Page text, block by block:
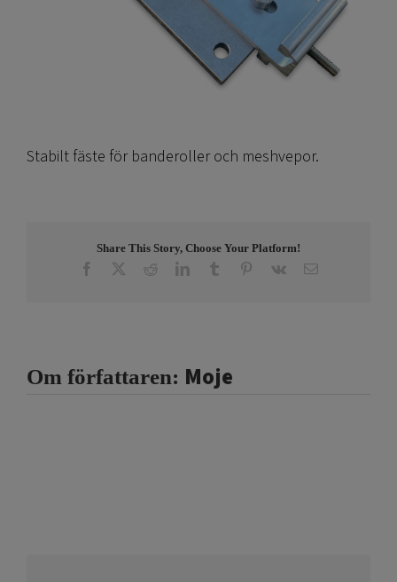
Stabilt fäste för banderoller och meshvepor.
Share This Story, Choose Your Platform!
Facebook RedditLinkedInTumblr Pinterest
Vk E-
Om författaren: Moje